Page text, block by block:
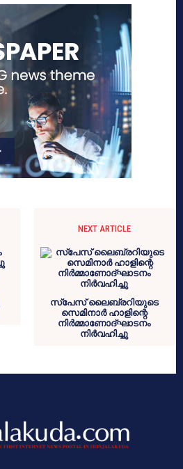
NEXT ARTICLE
സ്പേസ് ലൈബ്രറിയുടെ
സെമിനാർ ഹാളിന്റെ
നിർമ്മാണോദ്ഘാടനം
നിർവഹിച്ചു